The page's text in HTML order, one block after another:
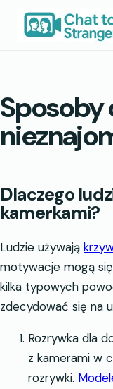
Przejdź
Sposoby
Dlaczego
kamerkami?
Ludzie używają
motywacje mogą
kilka typowych
zdecydować się na
Rozrywka dla
z kamerami w
rozrywki.